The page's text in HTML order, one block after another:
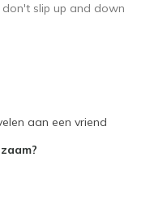
slip up and down
aan een vriend